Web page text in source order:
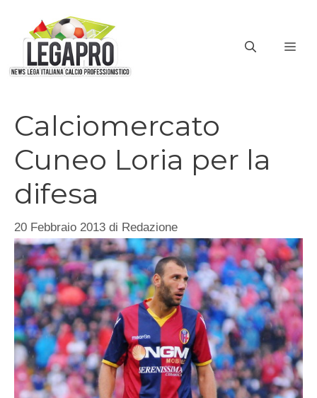
contenuto
Calciomercato
Cuneo Loria per la
difesa
20 Febbraio 2013 di Redazione